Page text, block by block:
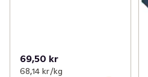
69,50 kr
68,14 kr /kg